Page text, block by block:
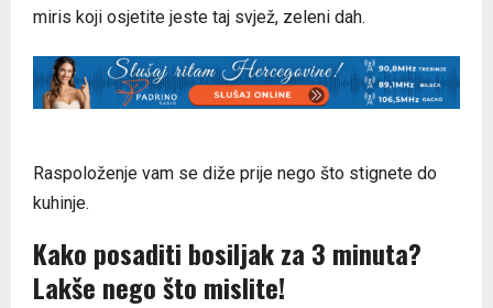
miris koji osjetite jeste taj svjež, zeleni dah.
Raspoloženje vam se diže prije nego što stignete do
kuhinje.
Kako posaditi bosiljak za 3 minuta?
Lakše nego što mislite!